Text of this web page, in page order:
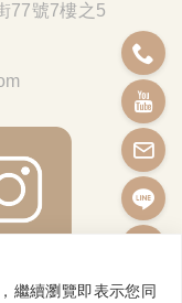
繼續瀏覽即表示您同
77號7樓之5